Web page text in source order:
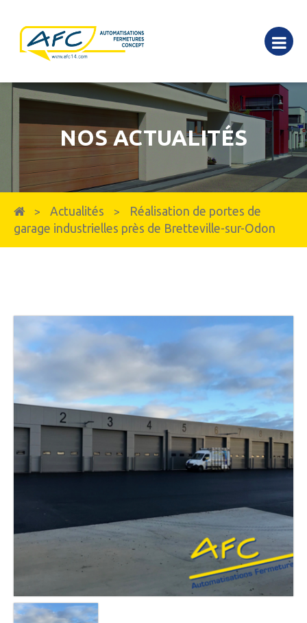
NOS ACTUALITÉS
> Actualités >
Réalisation de portes de
garage industrielles près de Bretteville-sur-Odon